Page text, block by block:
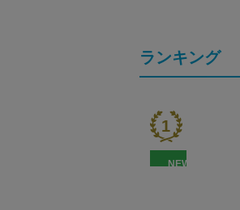
ランキング
NEW